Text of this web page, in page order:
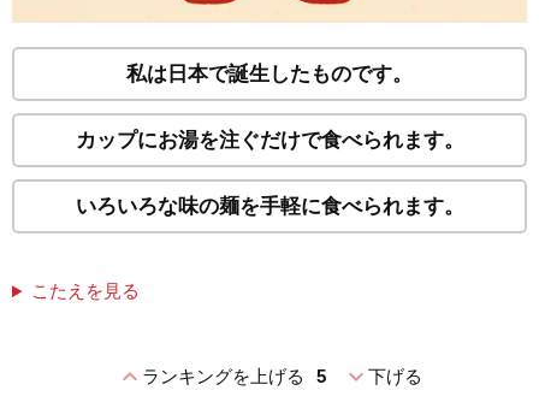
私は日本で誕生したものです。
カップにお湯を注ぐだけで食べられます。
いろいろな味の麺を手軽に食べられます。
こたえを見る
expand_lessランキングを上げる 5 expand_more下げる